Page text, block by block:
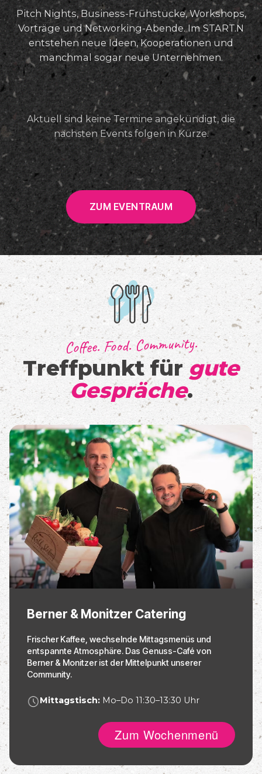
Pitch Nights, Business-Frühstücke, Workshops,
Vorträge und Networking-Abende. Im START.N
entstehen neue Ideen, Kooperationen und
manchmal sogar neue Unternehmen.
Aktuell sind keine Termine angekündigt, die
nächsten Events folgen in Kürze.
ZUM EVENTRAUM
Coffee. Food. Community.
Treffpunkt fürgute
Gespräche.
Berner & Monitzer Catering
Frischer Kaffee, wechselnde Mittagsmenüs und
entspannte Atmosphäre. Das Genuss-Café von
Berner & Monitzer ist der Mittelpunkt unserer
Community.
Mittagstisch: Mo–Do 11:30–13:30 Uhr
Zum Wochenmenü